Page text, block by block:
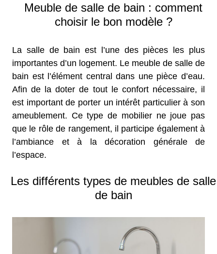
Meuble de salle de bain : comment
choisir le bon modèle ?
La salle de bain est l’une des pièces les plus
importantes d’un logement. Le meuble de salle de
bain est l’élément central dans une pièce d’eau.
Afin de la doter de tout le confort nécessaire, il
est important de porter un intérêt particulier à son
ameublement. Ce type de mobilier ne joue pas
que le rôle de rangement, il participe également à
l’ambiance et à la décoration générale de
l’espace.
Les différents types de meubles de salle
de bain